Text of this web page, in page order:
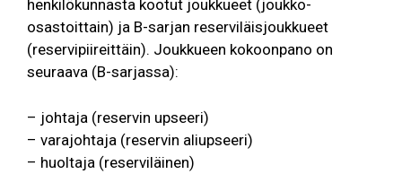
henkilökunnasta kootut joukkueet (joukko-
osastoittain) ja B-sarjan reserviläisjoukkueet
(reservipiireittäin). Joukkueen kokoonpano on
seuraava (B-sarjassa):
– johtaja (reservin upseeri)
– varajohtaja (reservin aliupseeri)
– huoltaja (reserviläinen)